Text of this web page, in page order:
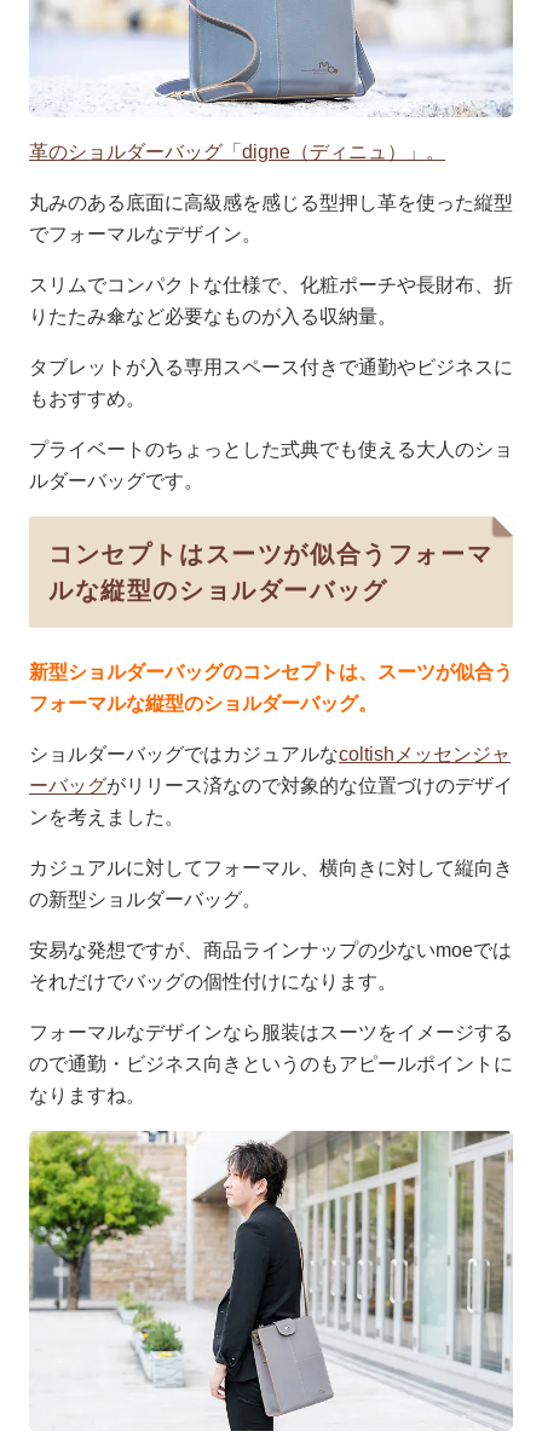
革のショルダーバッグ「digne（ディニュ）」。
丸みのある底面に高級感を感じる型押し革を使った縦型
でフォーマルなデザイン。
スリムでコンパクトな仕様で、化粧ポーチや長財布、折
りたたみ傘など必要なものが入る収納量。
タブレットが入る専用スペース付きで通勤やビジネスに
もおすすめ。
プライベートのちょっとした式典でも使える大人のショ
ルダーバッグです。
コンセプトはスーツが似合うフォーマ
ルな縦型のショルダーバッグ
新型ショルダーバッグのコンセプトは、スーツが似合う
フォーマルな縦型のショルダーバッグ。
ショルダーバッグではカジュアルなcoltishメッセンジャ
ーバッグがリリース済なので対象的な位置づけのデザイ
ンを考えました。
カジュアルに対してフォーマル、横向きに対して縦向き
の新型ショルダーバッグ。
安易な発想ですが、商品ラインナップの少ないmoeでは
それだけでバッグの個性付けになります。
フォーマルなデザインなら服装はスーツをイメージする
ので通勤・ビジネス向きというのもアピールポイントに
なりますね。